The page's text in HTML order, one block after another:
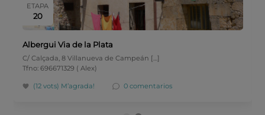
ETAPA
20
Albergui Via de la Plata
C/ Calçada, 8 Villanueva de Campeán […]
Tfno: 696671329 ( Alex)
(12 vots) M’agrada! 0 comentarios